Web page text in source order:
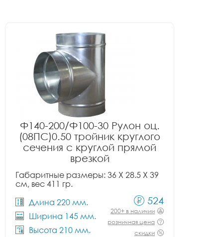
Ф140-200/Ф100-30 Рулон оц.
(08ПС)0.50 тройник круглого
сечения с круглой прямой
врезкой
Габаритные размеры: 36 X 28.5 X 39
см, вес 411 гр.
Длина 220 мм.
Ширина 145 мм.
Высота 210 мм.
524
200+ в наличии
розничная цена
скидки